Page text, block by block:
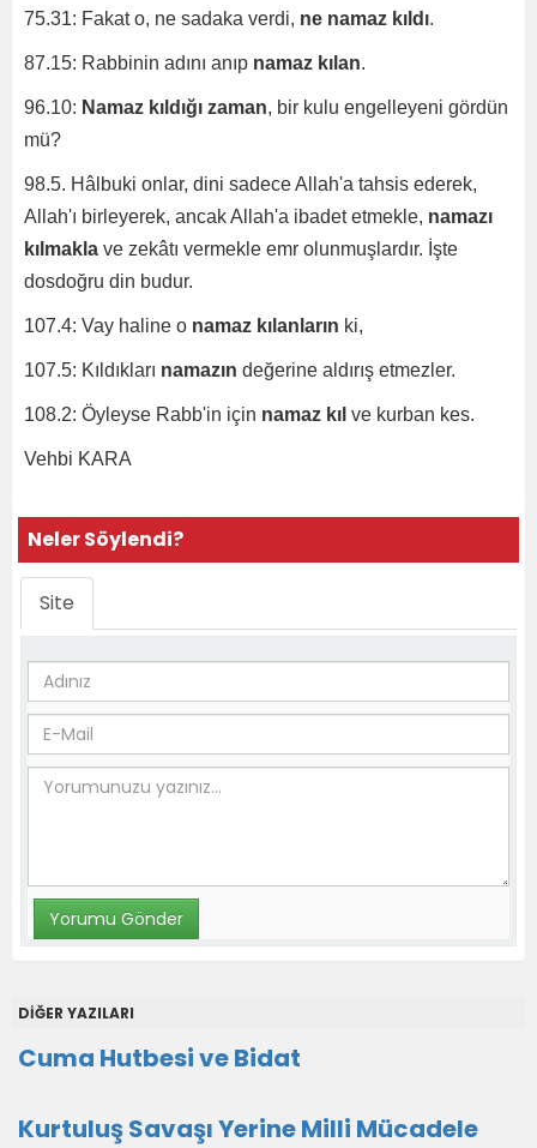
75.31: Fakat o, ne sadaka verdi, ne namaz kıldı.
87.15: Rabbinin adını anıp namaz kılan.
96.10: Namaz kıldığı zaman, bir kulu engelleyeni gördün
mü?
98.5. Hâlbuki onlar, dini sadece Allah'a tahsis ederek,
Allah'ı birleyerek, ancak Allah'a ibadet etmekle, namazı
kılmakla ve zekâtı vermekle emr olunmuşlardır. İşte
dosdoğru din budur.
107.4: Vay haline o namaz kılanların ki,
107.5: Kıldıkları namazın değerine aldırış etmezler.
108.2: Öyleyse Rabb'in için namaz kıl ve kurban kes.
Vehbi KARA
Neler Söylendi?
Site
DİĞER YAZILARI
Cuma Hutbesi ve Bidat
Kurtuluş Savaşı Yerine Milli Mücadele